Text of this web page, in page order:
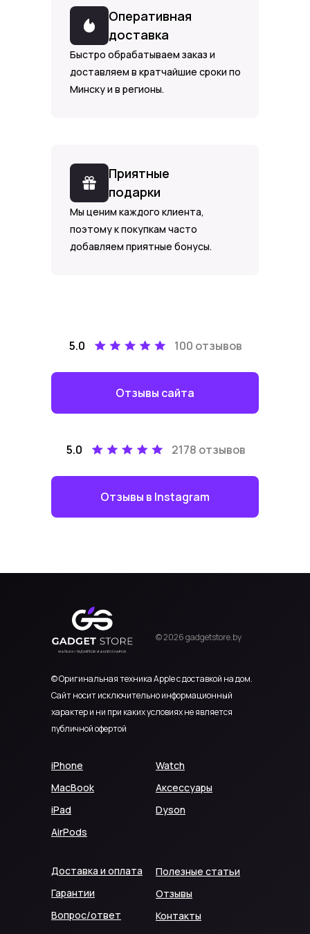
Приятные
подарки
Мы ценим каждого клиента,
поэтому к покупкам часто
добавляем приятные бонусы.
Оперативная
доставка
Быстро обрабатываем заказ и
доставляем в кратчайшие сроки по
Минску и в регионы.
2178 отзывов
Отзывы в Instagram
100 отзывов
Отзывы сайта
5.0
5.0
© 2026 gadgetstore.by
Доставка и оплата
Гарантии
Полезные статьи
Вопрос/ответ
Отзывы
Контакты
© Оригинальная техника Apple с доставкой на дом.
Сайт носит исключительно информационный
характер и ни при каких условиях не является
публичной офертой
Dyson
Аксессуары
Watch
AirPods
iPad
MacBook
iPhone